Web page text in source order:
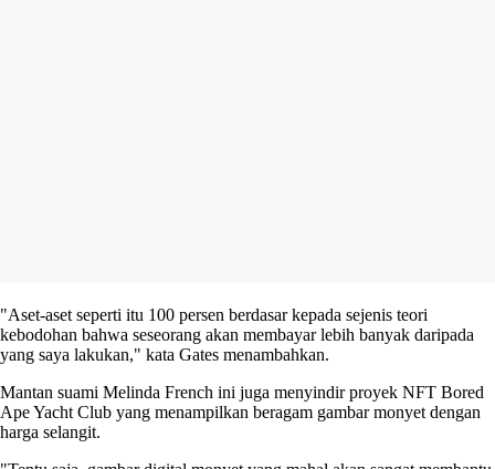
"Aset-aset seperti itu 100 persen berdasar kepada sejenis teori
kebodohan bahwa seseorang akan membayar lebih banyak daripada
yang saya lakukan," kata Gates menambahkan.
Mantan suami Melinda French ini juga menyindir proyek NFT Bored
Ape Yacht Club yang menampilkan beragam gambar monyet dengan
harga selangit.